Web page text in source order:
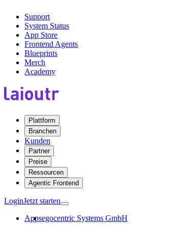
Support
System Status
App Store
Frontend Agents
Blueprints
Merch
Academy
Plattform
Branchen
Kunden
Partner
Preise
Ressourcen
Agentic Frontend
LoginJetzt starten
Appsegocentric Systems GmbH